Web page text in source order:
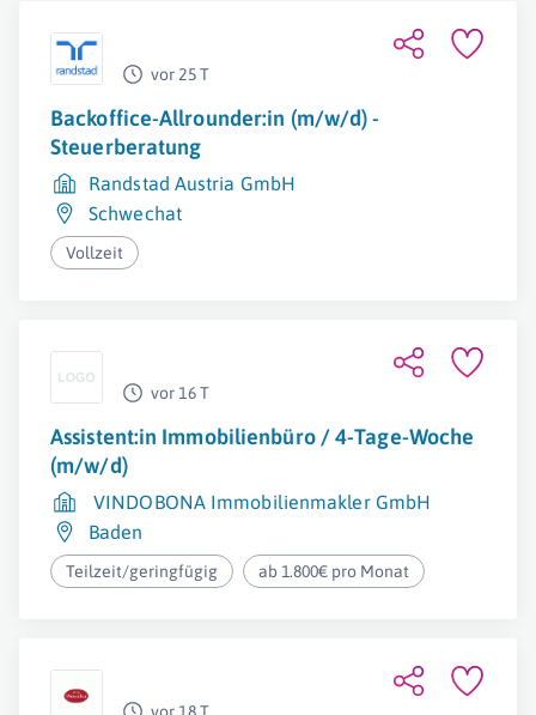
vor 25 T
Backoffice-Allrounder:in (m/w/d) -
Steuerberatung
Randstad Austria GmbH
Schwechat
Vollzeit
vor 16 T
Assistent:in Immobilienbüro / 4-Tage-Woche
(m/w/d)
VINDOBONA Immobilienmakler GmbH
Baden
Teilzeit/geringfügig ab 1.800€ pro Monat